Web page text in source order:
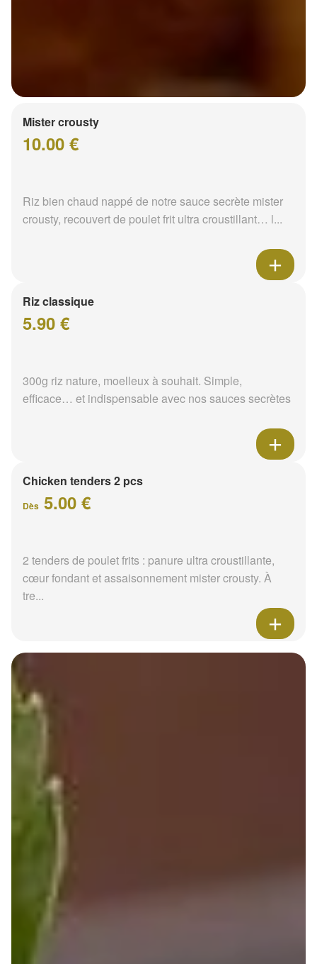
Mister crousty
10.00 €
Riz bien chaud nappé de notre sauce secrète mister
crousty, recouvert de poulet frit ultra croustillant… l...
Riz classique
5.90 €
300g riz nature, moelleux à souhait. Simple,
efficace… et indispensable avec nos sauces secrètes
Chicken tenders 2 pcs
Dès 5.00 €
2 tenders de poulet frits : panure ultra croustillante,
cœur fondant et assaisonnement mister crousty. À
tre...